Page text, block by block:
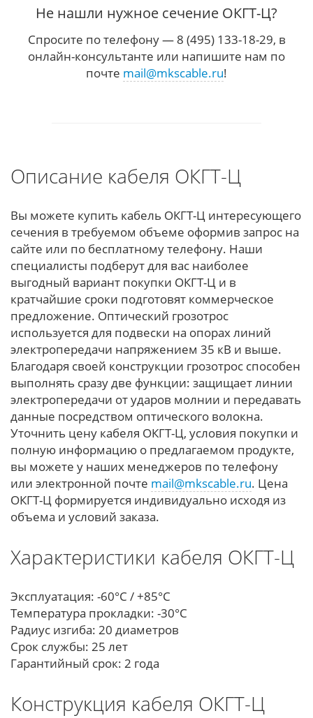
Не нашли нужное сечение ОКГТ-Ц?
Спросите по телефону — 8 (495) 133-18-29, в
онлайн-консультанте или напишите нам по
почте mail@mkscable.ru!
Описание кабеля ОКГТ-Ц
Вы можете купить кабель ОКГТ-Ц интересующего
сечения в требуемом объеме оформив запрос на
сайте или по бесплатному телефону. Наши
специалисты подберут для вас наиболее
выгодный вариант покупки ОКГТ-Ц и в
кратчайшие сроки подготовят коммерческое
предложение. Оптический грозотрос
используется для подвески на опорах линий
электропередачи напряжением 35 кВ и выше.
Благодаря своей конструкции грозотрос способен
выполнять сразу две функции: защищает линии
электропередачи от ударов молнии и передавать
данные посредством оптического волокна.
Уточнить цену кабеля ОКГТ-Ц, условия покупки и
полную информацию о предлагаемом продукте,
вы можете у наших менеджеров по телефону
или электронной почте mail@mkscable.ru. Цена
ОКГТ-Ц формируется индивидуально исходя из
объема и условий заказа.
Характеристики кабеля ОКГТ-Ц
Эксплуатация: -60°С / +85°С
Температура прокладки: -30°С
Радиус изгиба: 20 диаметров
Срок службы: 25 лет
Гарантийный срок: 2 года
Конструкция кабеля ОКГТ-Ц